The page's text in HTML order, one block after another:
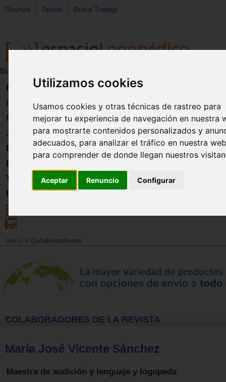
Utilizamos cookies
Usamos cookies y otras técnicas de rastreo para
mejorar tu experiencia de navegación en nuestra
para mostrarte contenidos personalizados y
adecuados, para analizar el tráfico en nuestra
para comprender de donde llegan nuestros
Aceptar Renuncio Configurar
Revista Tienda Bolsa Trabajo
Buscar:
Revista
Libros
Material
Juguetes
Formación
Directorio
Trabajo
Registro
Inicio > Colaboradores
COLABORADORES DE LA REVISTA
María José Vicente Sánchez
Maestra de audición y lenguaje y logopeda